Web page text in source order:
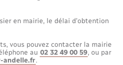
d’occupation de l’espace
en mairie, le délai d’obtention
vous pouvez contacter la mairie
au 02 32 49 00 59, ou par
andelle.fr.